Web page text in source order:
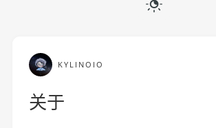
KYLINOIO
关于